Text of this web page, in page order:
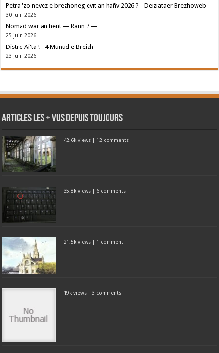
Petra 'zo nevez e brezhoneg evit an hañv 2026 ? - Deiziataer Brezhoweb
30 juin 2026
Nomad war an hent — Rann 7 —
25 juin 2026
Distro Ai'ta ! - 4 Munud e Breizh
23 juin 2026
Articles les + vus depuis toujours
42.6k views | 12 comments
35.8k views | 6 comments
21.5k views | 1 comment
19k views | 3 comments